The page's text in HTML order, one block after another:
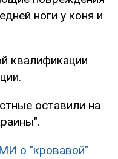
ноги у коня и
квалификации
оставили на
о "кровавой"